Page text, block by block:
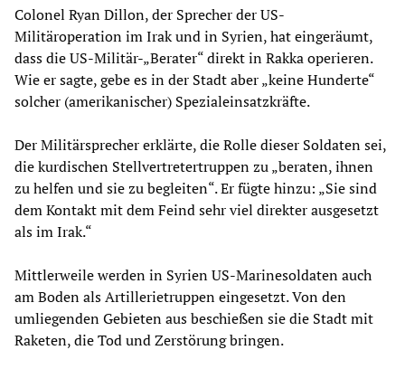
Colonel Ryan Dillon, der Sprecher der US-
Militäroperation im Irak und in Syrien, hat eingeräumt,
dass die US-Militär-„Berater“ direkt in Rakka operieren.
Wie er sagte, gebe es in der Stadt aber „keine Hunderte“
solcher (amerikanischer) Spezialeinsatzkräfte.
Der Militärsprecher erklärte, die Rolle dieser Soldaten sei,
die kurdischen Stellvertretertruppen zu „beraten, ihnen
zu helfen und sie zu begleiten“. Er fügte hinzu: „Sie sind
dem Kontakt mit dem Feind sehr viel direkter ausgesetzt
als im Irak.“
Mittlerweile werden in Syrien US-Marinesoldaten auch
am Boden als Artillerietruppen eingesetzt. Von den
umliegenden Gebieten aus beschießen sie die Stadt mit
Raketen, die Tod und Zerstörung bringen.